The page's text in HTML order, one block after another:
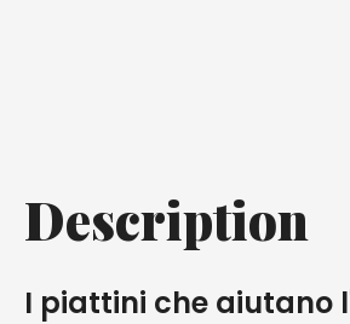
Description
I piattini che aiutano